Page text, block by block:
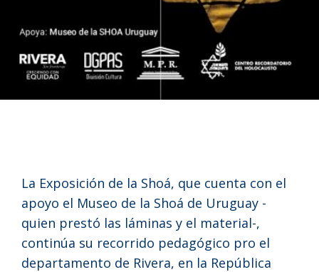
La Exposición de la Shoá, que cuenta con el
apoyo el Museo de la Shoá de Uruguay -
quien prestó las láminas y el material-,
continúa su recorrido pedagógico pro el
departamento de Rivera, en la República